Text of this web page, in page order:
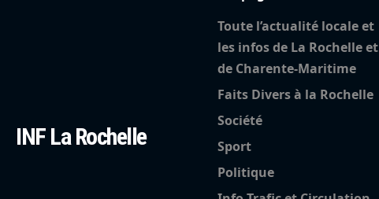
INF La Rochelle
Toute l’actualité locale et
les infos de La Rochelle et
de Charente-Maritime
Faits Divers à la Rochelle
Société
Sport
Politique